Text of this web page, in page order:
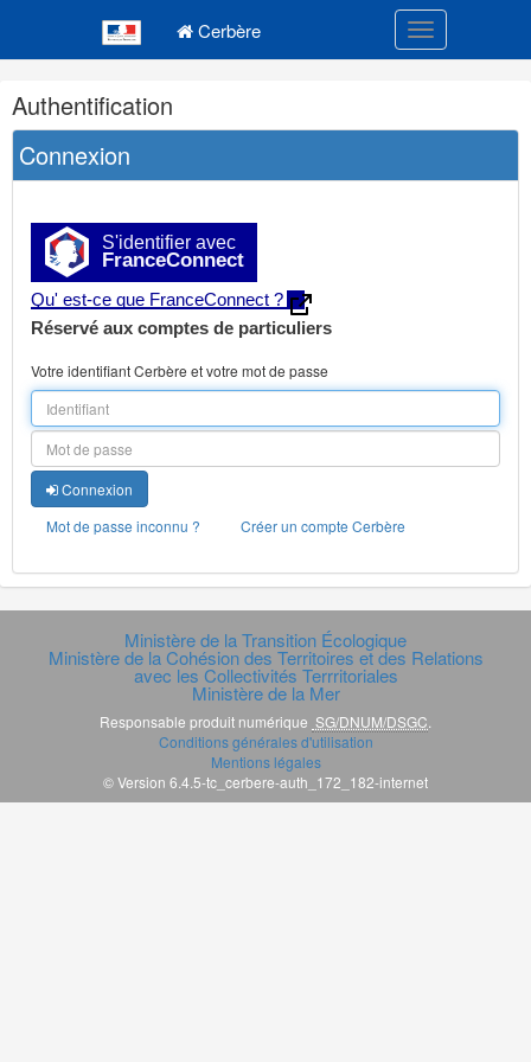
Cerbère Toggle
Navigation
et
outils
annexes
Authentification
Connexion
S'identifier avec
FranceConnect
Qu' est-ce que FranceConnect ?
Réservé aux comptes de particuliers
Votre identifiant Cerbère et votre mot de passe
Connexion
Mot de passe inconnu ?
Créer un compte Cerbère
Ministère de la Transition Écologique
Ministère de la Cohésion des Territoires et des Relations
avec les Collectivités Terrritoriales
Ministère de la Mer
Responsable produit numérique SG/DNUM/DSGC.
Conditions générales d'utilisation
Mentions légales
© Version 6.4.5-tc_cerbere-auth_172_182-internet